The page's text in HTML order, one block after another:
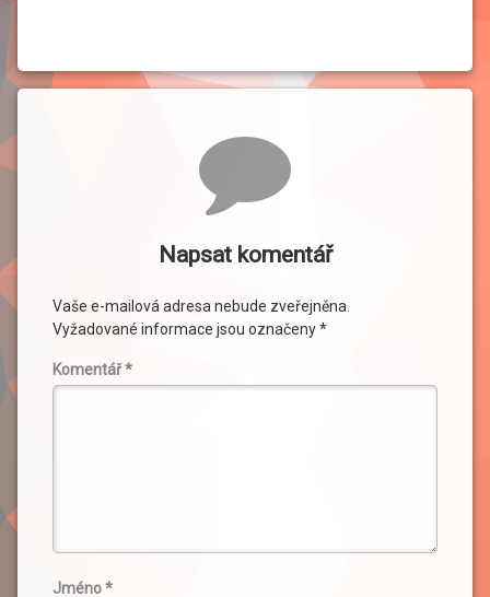
Napsat komentář
Vaše e-mailová adresa nebude zveřejněna.
Vyžadované informace jsou označeny*
Komentář*
Jméno*